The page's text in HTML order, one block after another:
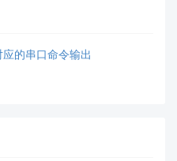
决问题，或需要
官方邮箱：
截图更佳）
的串口命令输出